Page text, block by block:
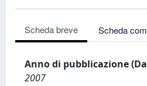
Scheda breve Scheda
Anno di pubblicazione
2007